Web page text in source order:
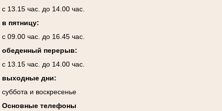
с 13.15 час. до 14.00 час.
в пятницу:
с 09.00 час. до 16.45 час.
обеденный перерыв:
с 13.15 час. до 14.00 час.
выходные дни:
суббота и воскресенье
Основные телефоны